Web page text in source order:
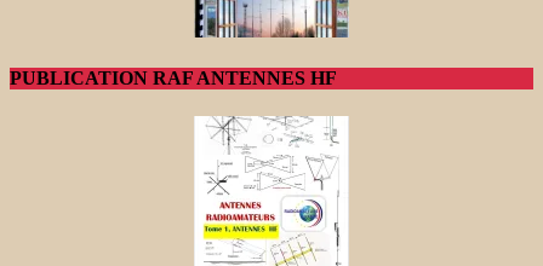
PUBLICATION RAF ANTENNES HF